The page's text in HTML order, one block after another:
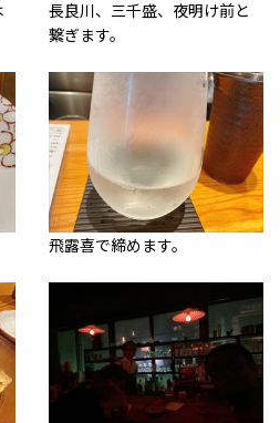
長良川、三千盛、夜明け前と
繋ぎます。
飛露喜で締めます。